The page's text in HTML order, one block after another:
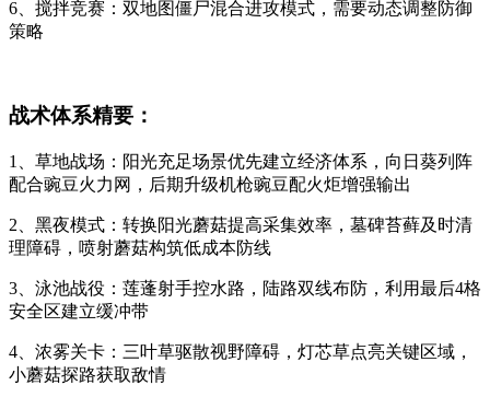
6、搅拌竞赛：双地图僵尸混合进攻模式，需要动态调整防御
策略
战术体系精要：
1、草地战场：阳光充足场景优先建立经济体系，向日葵列阵
配合豌豆火力网，后期升级机枪豌豆配火炬增强输出
2、黑夜模式：转换阳光蘑菇提高采集效率，墓碑苔藓及时清
理障碍，喷射蘑菇构筑低成本防线
3、泳池战役：莲蓬射手控水路，陆路双线布防，利用最后4格
安全区建立缓冲带
4、浓雾关卡：三叶草驱散视野障碍，灯芯草点亮关键区域，
小蘑菇探路获取敌情